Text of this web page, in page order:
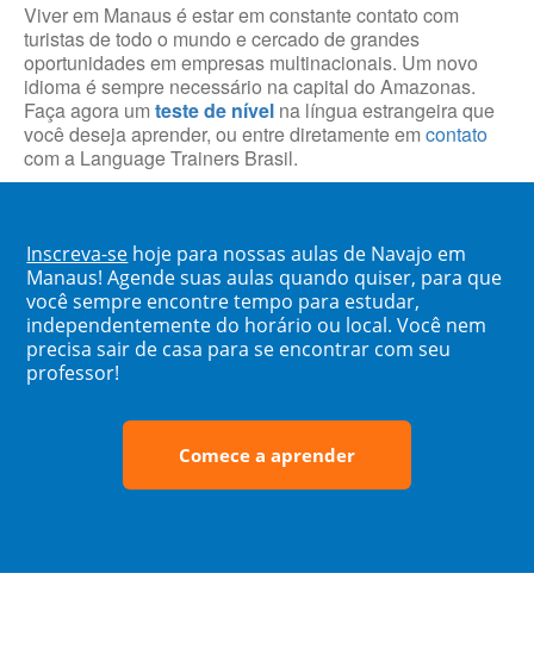
Viver em Manaus é estar em constante contato com
turistas de todo o mundo e cercado de grandes
oportunidades em empresas multinacionais. Um novo
idioma é sempre necessário na capital do Amazonas.
Faça agora um teste de nível na língua estrangeira que
você deseja aprender, ou entre diretamente em contato
com a Language Trainers Brasil.
Inscreva-se hoje para nossas aulas de Navajo em
Manaus! Agende suas aulas quando quiser, para que
você sempre encontre tempo para estudar,
independentemente do horário ou local. Você nem
precisa sair de casa para se encontrar com seu
professor!
Comece a aprender